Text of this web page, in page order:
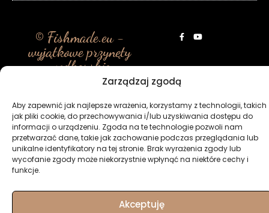
Zarządzaj zgodą
Aby zapewnić jak najlepsze wrażenia, korzystamy z technologii, takich
jak pliki cookie, do przechowywania i/lub uzyskiwania dostępu do
informacji o urządzeniu. Zgoda na te technologie pozwoli nam
przetwarzać dane, takie jak zachowanie podczas przeglądania lub
unikalne identyfikatory na tej stronie. Brak wyrażenia zgody lub
wycofanie zgody może niekorzystnie wpłynąć na niektóre cechy i
funkcje.
Akceptuję
© Fishmade.eu -
wyjątkowe przynęty
wędkarskie